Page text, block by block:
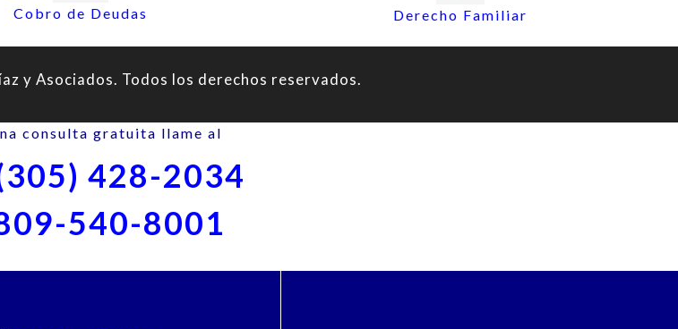
Cobro de Deudas Derecho Familiar
y Asociados. Todos los derechos reservados.
consulta gratuita llame al
428-2034
540-8001